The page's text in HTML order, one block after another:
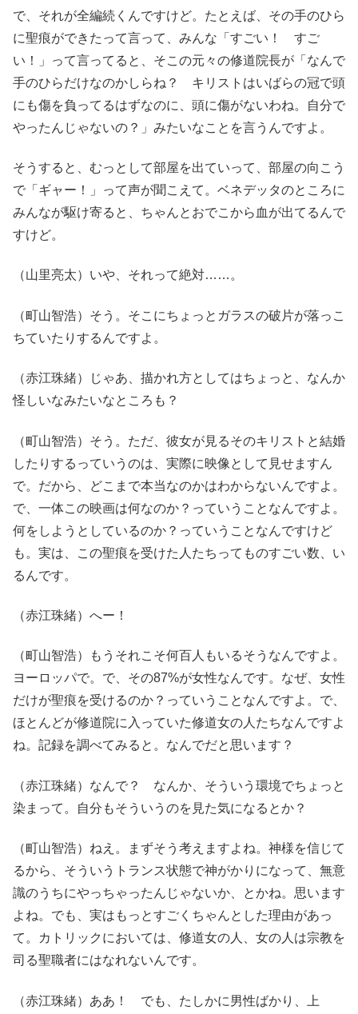
で、それが全編続くんですけど。たとえば、その手のひら
に聖痕ができたって言って、みんな「すごい！ すご
い！」って言ってると、そこの元々の修道院長が「なんで
手のひらだけなのかしらね？ キリストはいばらの冠で頭
にも傷を負ってるはずなのに、頭に傷がないわね。自分で
やったんじゃないの？」みたいなことを言うんですよ。
そうすると、むっとして部屋を出ていって、部屋の向こう
で「ギャー！」って声が聞こえて。ベネデッタのところに
みんなが駆け寄ると、ちゃんとおでこから血が出てるんで
すけど。
（山里亮太）いや、それって絶対……。
（町山智浩）そう。そこにちょっとガラスの破片が落っこ
ちていたりするんですよ。
（赤江珠緒）じゃあ、描かれ方としてはちょっと、なんか
怪しいなみたいなところも？
（町山智浩）そう。ただ、彼女が見るそのキリストと結婚
したりするっていうのは、実際に映像として見せますん
で。だから、どこまで本当なのかはわからないんですよ。
で、一体この映画は何なのか？っていうことなんですよ。
何をしようとしているのか？っていうことなんですけど
も。実は、この聖痕を受けた人たちってものすごい数、い
るんです。
（赤江珠緒）へー！
（町山智浩）もうそれこそ何百人もいるそうなんですよ。
ヨーロッパで。で、その87%が女性なんです。なぜ、女性
だけが聖痕を受けるのか？っていうことなんですよ。で、
ほとんどが修道院に入っていた修道女の人たちなんですよ
ね。記録を調べてみると。なんでだと思います？
（赤江珠緒）なんで？ なんか、そういう環境でちょっと
染まって。自分もそういうのを見た気になるとか？
（町山智浩）ねえ。まずそう考えますよね。神様を信じて
るから、そういうトランス状態で神がかりになって、無意
識のうちにやっちゃったんじゃないか、とかね。思います
よね。でも、実はもっとすごくちゃんとした理由があっ
て。カトリックにおいては、修道女の人、女の人は宗教を
司る聖職者にはなれないんです。
（赤江珠緒）ああ！ でも、たしかに男性ばかり、上